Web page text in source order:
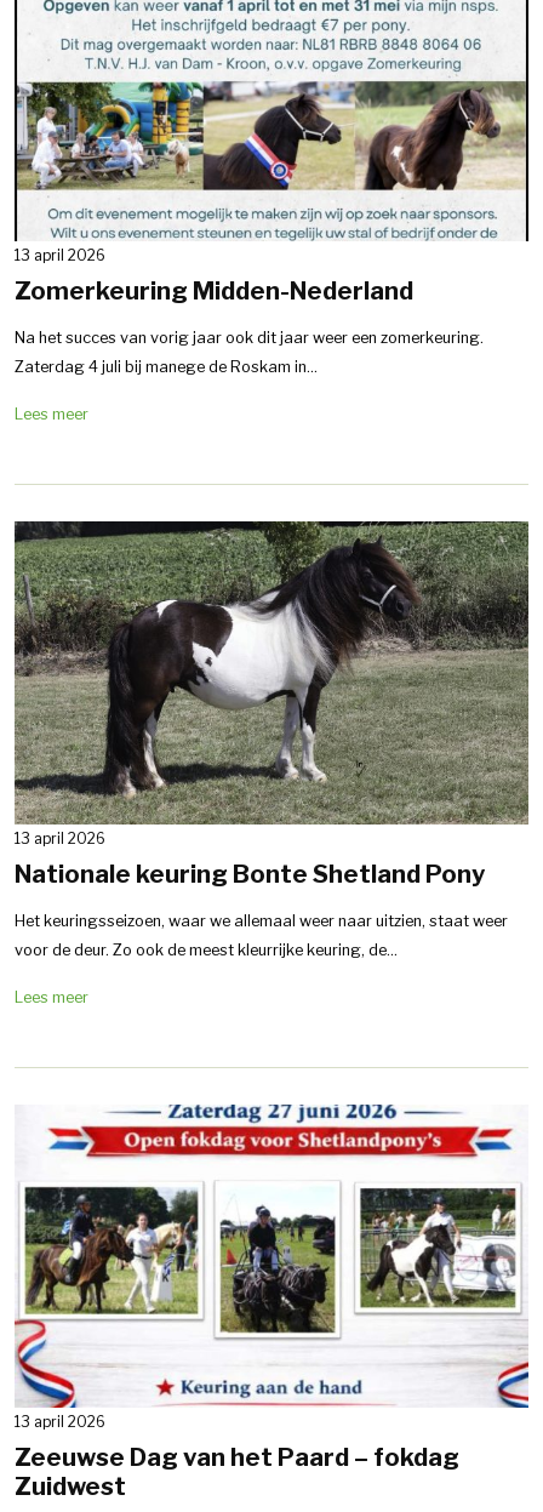
13 april 2026
Zomerkeuring Midden-Nederland
Na het succes van vorig jaar ook dit jaar weer een zomerkeuring.
Zaterdag 4 juli bij manege de Roskam in...
Lees meer
13 april 2026
Nationale keuring Bonte Shetland Pony
Het keuringsseizoen, waar we allemaal weer naar uitzien, staat weer
voor de deur. Zo ook de meest kleurrijke keuring, de...
Lees meer
13 april 2026
Zeeuwse Dag van het Paard – fokdag
Zuidwest